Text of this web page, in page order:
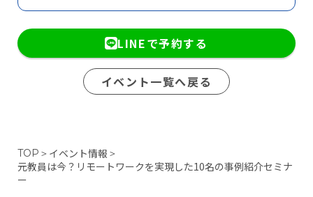
LINEで予約する
イベント一覧へ戻る
TOP ＞ イベント情報 ＞
元教員は今？リモートワークを実現した10名の事例紹介セミナ
ー